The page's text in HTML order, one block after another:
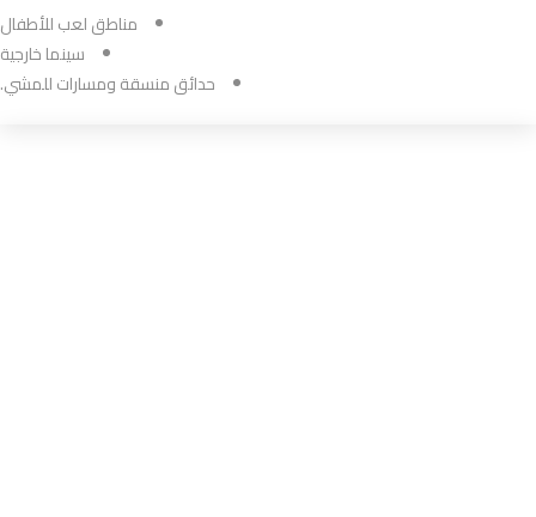
مناطق لعب للأطفال
سينما خارجية
حدائق منسقة ومسارات للمشي.